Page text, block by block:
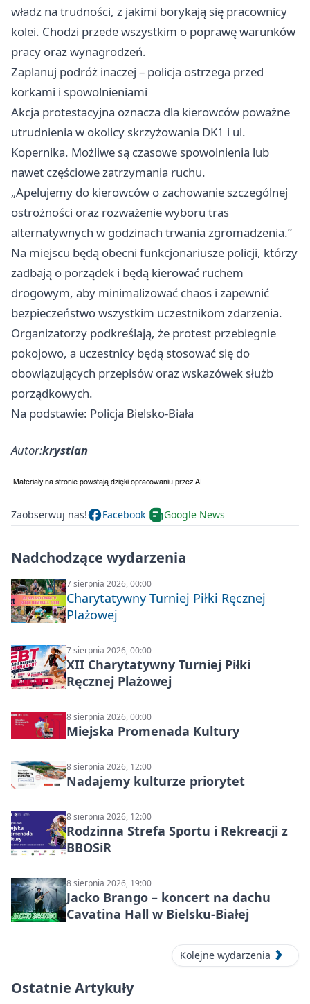
władz na trudności, z jakimi borykają się pracownicy
kolei. Chodzi przede wszystkim o poprawę warunków
pracy oraz wynagrodzeń.
Zaplanuj podróż inaczej – policja ostrzega przed
korkami i spowolnieniami
Akcja protestacyjna oznacza dla kierowców poważne
utrudnienia w okolicy skrzyżowania DK1 i ul.
Kopernika. Możliwe są czasowe spowolnienia lub
nawet częściowe zatrzymania ruchu.
„Apelujemy do kierowców o zachowanie szczególnej
ostrożności oraz rozważenie wyboru tras
alternatywnych w godzinach trwania zgromadzenia.”
Na miejscu będą obecni funkcjonariusze policji, którzy
zadbają o porządek i będą kierować ruchem
drogowym, aby minimalizować chaos i zapewnić
bezpieczeństwo wszystkim uczestnikom zdarzenia.
Organizatorzy podkreślają, że protest przebiegnie
pokojowo, a uczestnicy będą stosować się do
obowiązujących przepisów oraz wskazówek służb
porządkowych.
Na podstawie: Policja Bielsko-Biała
Autor:krystian
Zaobserwuj nas! Facebook Google News
Nadchodzące wydarzenia
7 sierpnia 2026, 00:00
Charytatywny Turniej Piłki Ręcznej
Plażowej
7 sierpnia 2026, 00:00
XII Charytatywny Turniej Piłki
Ręcznej Plażowej
8 sierpnia 2026, 00:00
Miejska Promenada Kultury
8 sierpnia 2026, 12:00
Nadajemy kulturze priorytet
8 sierpnia 2026, 12:00
Rodzinna Strefa Sportu i Rekreacji z
BBOSiR
8 sierpnia 2026, 19:00
Jacko Brango – koncert na dachu
Cavatina Hall w Bielsku-Białej
Kolejne wydarzenia
Ostatnie Artykuły